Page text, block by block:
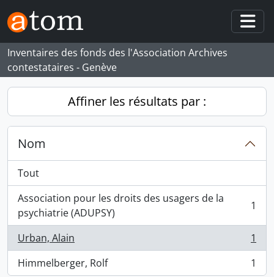
Skip to main content
Inventaires des fonds des l'Association Archives
contestataires - Genève
Affiner les résultats par :
Nom
Tout
Association pour les droits des usagers de la
psychiatrie (ADUPSY)
, 1 résultats 1
Urban, Alain
, 1 résultats
1
Himmelberger, Rolf
, 1 résultats 1